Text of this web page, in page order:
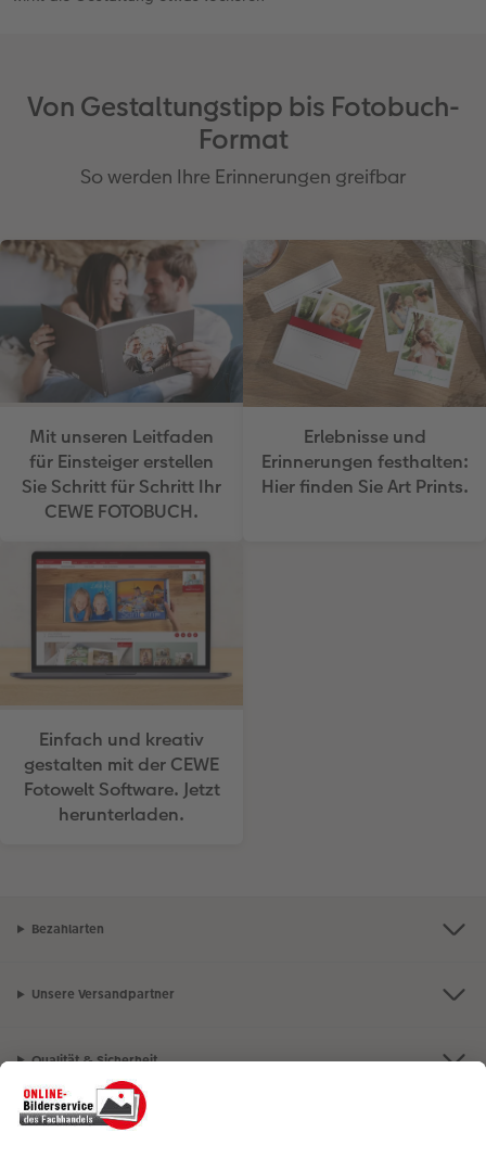
Von Gestaltungstipp bis Fotobuch-
Format
So werden Ihre Erinnerungen greifbar
Mit unseren Leitfaden
für Einsteiger erstellen
Sie Schritt für Schritt Ihr
CEWE FOTOBUCH.
Erlebnisse und
Erinnerungen festhalten:
Hier finden Sie Art Prints.
Einfach und kreativ
gestalten mit der CEWE
Fotowelt Software. Jetzt
herunterladen.
Bezahlarten
Unsere Versandpartner
Qualität & Sicherheit
Nachhaltigkeit bei CEWE